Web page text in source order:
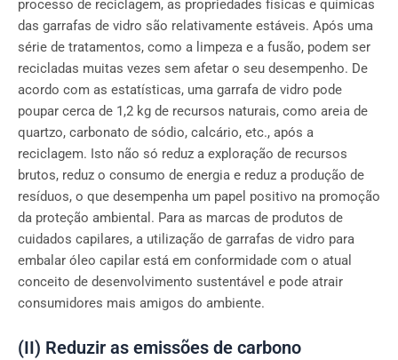
processo de reciclagem, as propriedades físicas e químicas
das garrafas de vidro são relativamente estáveis. Após uma
série de tratamentos, como a limpeza e a fusão, podem ser
recicladas muitas vezes sem afetar o seu desempenho. De
acordo com as estatísticas, uma garrafa de vidro pode
poupar cerca de 1,2 kg de recursos naturais, como areia de
quartzo, carbonato de sódio, calcário, etc., após a
reciclagem. Isto não só reduz a exploração de recursos
brutos, reduz o consumo de energia e reduz a produção de
resíduos, o que desempenha um papel positivo na promoção
da proteção ambiental. Para as marcas de produtos de
cuidados capilares, a utilização de garrafas de vidro para
embalar óleo capilar está em conformidade com o atual
conceito de desenvolvimento sustentável e pode atrair
consumidores mais amigos do ambiente.
(II) Reduzir as emissões de carbono